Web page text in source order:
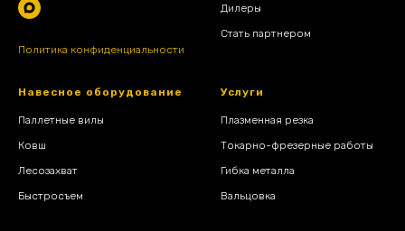
Политика конфиденциальности
Дилеры
Стать партнером
Навесное оборудование
Паллетные вилы
Ковш
Лесозахват
Быстросъем
Услуги
Плазменная резка
Токарно-фрезерные работы
Гибка металла
Вальцовка